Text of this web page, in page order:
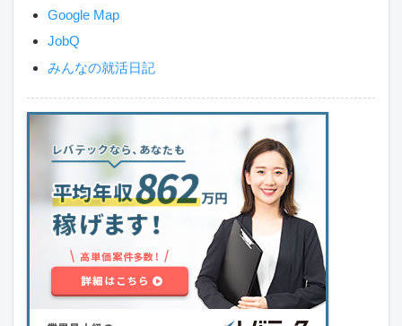
Google Map
JobQ
みんなの就活日記